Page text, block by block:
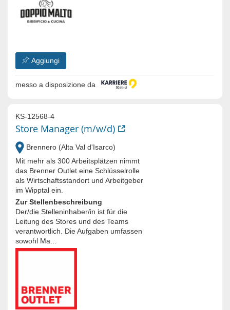
Aggiungi
messo a disposizione da
KS-12568-4
Store Manager (m/w/d)
Brennero (Alta Val d'Isarco)
Mit mehr als 300 Arbeitsplätzen nimmt
das Brenner Outlet eine Schlüsselrolle
als Wirtschaftsstandort und Arbeitgeber
im Wipptal ein.
Zur Stellenbeschreibung
Der/die Stelleninhaber/in ist für die
Leitung des Stores und des Teams
verantwortlich. Die Aufgaben umfassen
sowohl Ma...